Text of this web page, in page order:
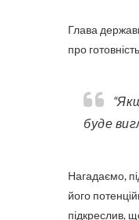
Глава
про
“Якщо він не приїде, значить, він не шукає політичної перемоги… Якщо Путін не приїде, це
буде
Нагадаємо,
його
підкреслив,